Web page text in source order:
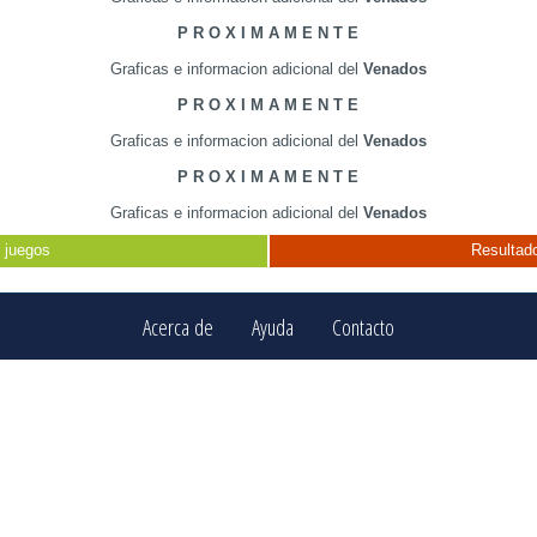
P R O X I M A M E N T E
Graficas e informacion adicional del Venados
P R O X I M A M E N T E
Graficas e informacion adicional del Venados
P R O X I M A M E N T E
Graficas e informacion adicional del Venados
juegos
Acerca de Ayuda Contacto